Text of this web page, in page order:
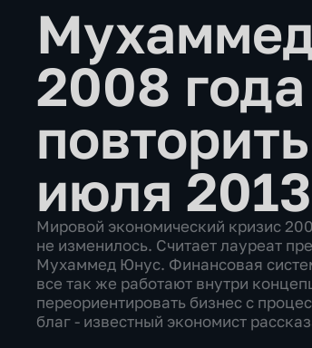
2008
июля
Мировой экономический кризис
не изменилось. Считает лауреат
Мухаммед Юнус. Финансовая
все так же работают внутри
переориентировать бизнес с
благ - известный экономист